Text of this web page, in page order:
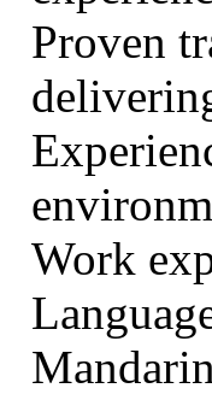
Proven
Work
Mandarin